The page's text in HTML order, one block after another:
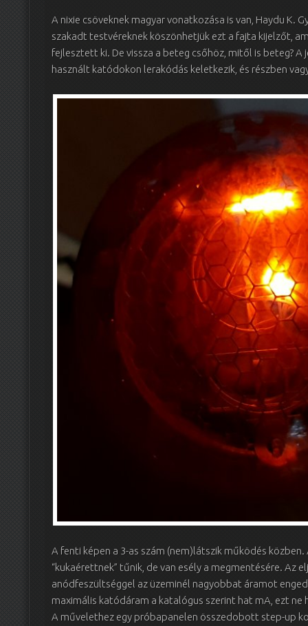
A nixie csöveknek magyar vonatkozása is van, Haydu K.
szakadt testvéreknek köszönhetjük ezt a fajta kijelzőt,
fejlesztett ki. De vissza a beteg csőhöz, mitől is beteg? A
használt katódokon lerakódás keletkezik, és részben
A fenti képen a 3-as szám (nem)látszik működés
“kukaérettnek” tűnik, de van esély a megmentésére. Az
anódfeszültséggel az üzeminél nagyobbat áramot
maximális katódáram a katalógus szerint hat mA, ezt ne
A művelethez egy próbapanelen összedobott step-up